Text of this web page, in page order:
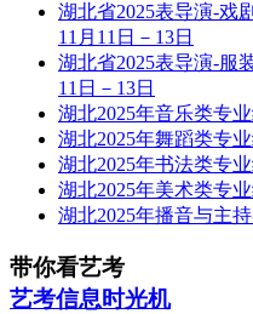
湖北省2025表导演-戏
11月11日－13日
湖北省2025表导演-服
11日－13日
湖北2025年音乐类专
湖北2025年舞蹈类专
湖北2025年书法类专
湖北2025年美术类专
湖北2025年播音与主
带你看艺考
艺考信息时光机